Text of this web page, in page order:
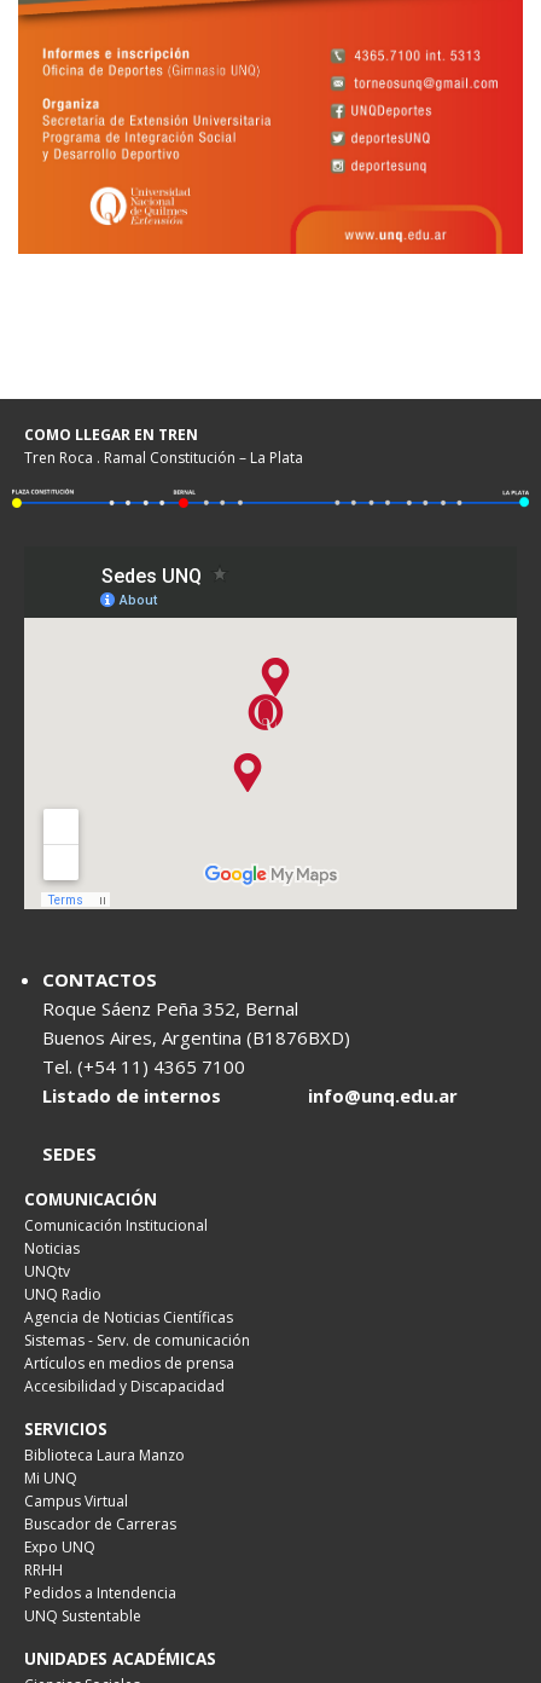
COMO LLEGAR EN TREN
Tren Roca . Ramal Constitución – La Plata
CONTACTOS
Roque Sáenz Peña 352, Bernal
Buenos Aires, Argentina (B1876BXD)
Tel. (+54 11) 4365 7100
Listado de internos
info@unq.edu.ar
SEDES
COMUNICACIÓN
Comunicación Institucional
Noticias
UNQtv
UNQ Radio
Agencia de Noticias Científicas
Sistemas - Serv. de comunicación
Artículos en medios de prensa
Accesibilidad y Discapacidad
SERVICIOS
Biblioteca Laura Manzo
Mi UNQ
Campus Virtual
Buscador de Carreras
Expo UNQ
RRHH
Pedidos a Intendencia
UNQ Sustentable
UNIDADES ACADÉMICAS